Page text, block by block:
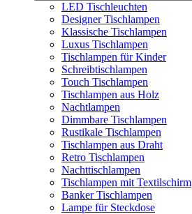
LED Tischleuchten
Designer Tischlampen
Klassische Tischlampen
Luxus Tischlampen
Tischlampen für Kinder
Schreibtischlampen
Touch Tischlampen
Tischlampen aus Holz
Nachtlampen
Dimmbare Tischlampen
Rustikale Tischlampen
Tischlampen aus Draht
Retro Tischlampen
Nachttischlampen
Tischlampen mit Textilschirm
Banker Tischlampen
Lampe für Steckdose